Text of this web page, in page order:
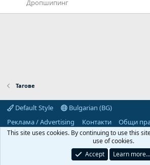
Дропшипинг
Тагове
Default Style
Bulgarian (BG)
Реклама / Advertising
Контакти
Общи
Декларация за поверителност
Помощ
Predpriemach.com © 2006-2026. Hosting by:
This site uses cookies. By continuing to use this
use of cookies.
Accept
Learn